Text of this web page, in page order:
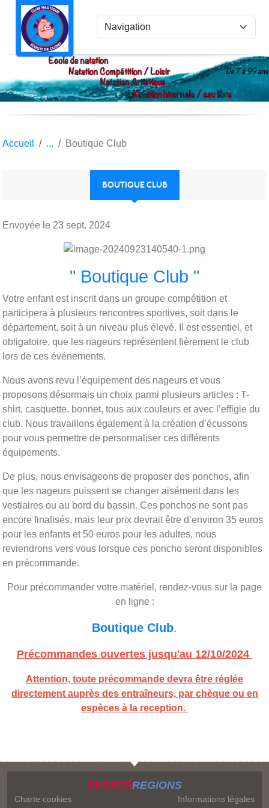
Accueil Boutique Club
BOUTIQUE CLUB
Envoyée le 23 sept. 2024
" Boutique Club "
Votre enfant est inscrit dans un groupe compétition et
participera à plusieurs rencontres sportives, soit dans le
département, soit à un niveau plus élevé. Il est essentiel, et
obligatoire, que les nageurs représentent fièrement le club
lors de ces événements.
Nous avons revu l’équipement des nageurs et vous
proposons désormais un choix parmi plusieurs articles : T-
shirt, casquette, bonnet, tous aux couleurs et avec l’effigie du
club. Nous travaillons également à la création d’écussons
pour vous permettre de personnaliser ces différents
équipements.
De plus, nous envisageons de proposer des ponchos, afin
que les nageurs puissent se changer aisément dans les
vestiaires ou au bord du bassin. Ces ponchos ne sont pas
encore finalisés, mais leur prix devrait être d’environ 35 euros
pour les enfants et 50 euros pour les adultes, nous
reviendrons vers vous lorsque ces poncho seront disponibles
en précommande.
Pour précommander votre matériel, rendez-vous sur la page
en ligne :
Boutique Club.
Précommandes ouvertes jusqu'au 12/10/2024
Attention, toute précommande devra être réglée
directement auprès des entraîneurs, par chèque ou en
espèces à la reception.
SPORTSREGIONS
Charte cookies Informations légales
Panneau de gestion des cookies